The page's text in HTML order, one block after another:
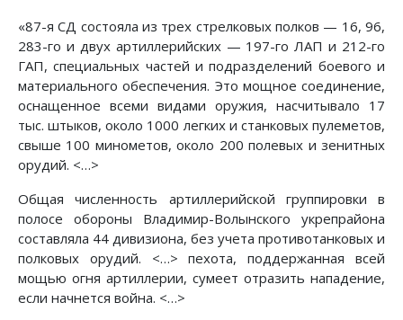
«87-я СД состояла из трех стрелковых полков — 16, 96,
283-го и двух артиллерийских — 197-го ЛАП и 212-го
ГАП, специальных частей и подразделений боевого и
материального обеспечения. Это мощное соединение,
оснащенное всеми видами оружия, насчитывало 17
тыс. штыков, около 1000 легких и станковых пулеметов,
свыше 100 минометов, около 200 полевых и зенитных
орудий. <…>
Общая численность артиллерийской группировки в
полосе обороны Владимир-Волынского укрепрайона
составляла 44 дивизиона, без учета противотанковых и
полковых орудий. <…> пехота, поддержанная всей
мощью огня артиллерии, сумеет отразить нападение,
если начнется война. <…>